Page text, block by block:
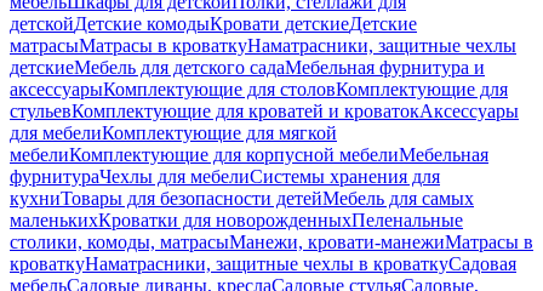
детскойДетские комодыКровати детскиеДетские
матрасыМатрасы в кроваткуНаматрасники, защитные чехлы
детскиеМебель для детского садаМебельная фурнитура и
аксессуарыКомплектующие для столовКомплектующие для
стульевКомплектующие для кроватей и кроватокАксессуары
для мебелиКомплектующие для мягкой
мебелиКомплектующие для корпусной мебелиМебельная
фурнитураЧехлы для мебелиСистемы хранения для
кухниТовары для безопасности детейМебель для самых
маленькихКроватки для новорожденныхПеленальные
столики, комоды, матрасыМанежи, кровати-манежиМатрасы в
кроваткуНаматрасники, защитные чехлы в кроваткуСадовая
мебельСадовые диваны, креслаСадовые стульяСадовые,